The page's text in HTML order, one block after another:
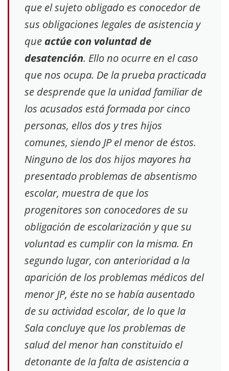
que el sujeto obligado es conocedor de
sus obligaciones legales de asistencia y
que actúe con voluntad de
desatención. Ello no ocurre en el caso
que nos ocupa. De la prueba practicada
se desprende que la unidad familiar de
los acusados está formada por cinco
personas, ellos dos y tres hijos
comunes, siendo JP el menor de éstos.
Ninguno de los dos hijos mayores ha
presentado problemas de absentismo
escolar, muestra de que los
progenitores son conocedores de su
obligación de escolarización y que su
voluntad es cumplir con la misma. En
segundo lugar, con anterioridad a la
aparición de los problemas médicos del
menor JP, éste no se había ausentado
de su actividad escolar, de lo que la
Sala concluye que los problemas de
salud del menor han constituido el
detonante de la falta de asistencia a